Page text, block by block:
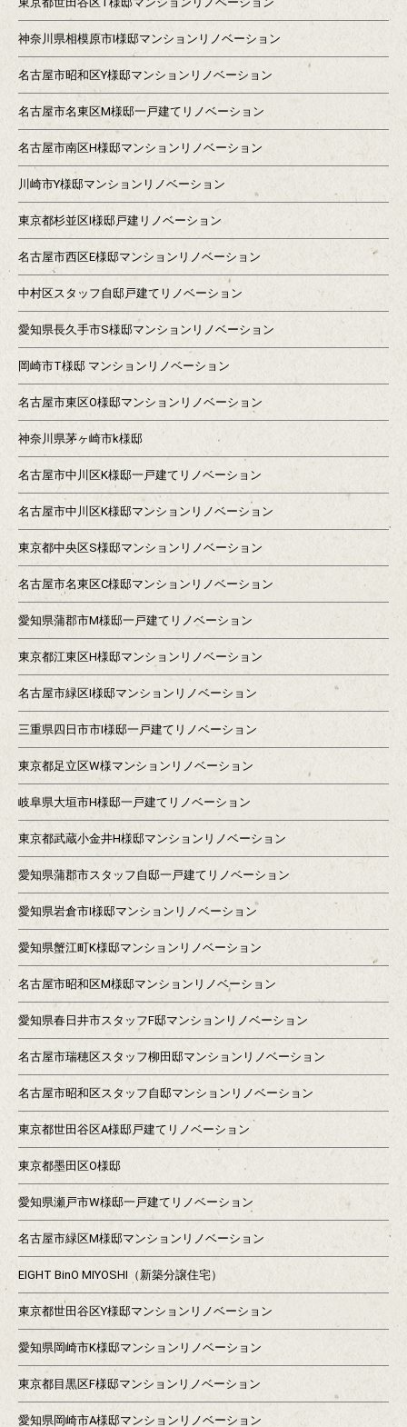
神奈川県相模原市I様邸マンションリノベーション
名古屋市昭和区Y様邸マンションリノベーション
名古屋市名東区M様邸一戸建てリノベーション
名古屋市南区H様邸マンションリノベーション
川崎市Y様邸マンションリノベーション
東京都杉並区I様邸戸建リノベーション
名古屋市西区E様邸マンションリノベーション
中村区スタッフ自邸戸建てリノベーション
愛知県長久手市S様邸マンションリノベーション
岡崎市T様邸 マンションリノベーション
名古屋市東区O様邸マンションリノベーション
神奈川県茅ヶ崎市k様邸
名古屋市中川区K様邸一戸建てリノベーション
名古屋市中川区K様邸マンションリノベーション
東京都中央区S様邸マンションリノベーション
名古屋市名東区C様邸マンションリノベーション
愛知県蒲郡市M様邸一戸建てリノベーション
東京都江東区H様邸マンションリノベーション
名古屋市緑区I様邸マンションリノベーション
三重県四日市市I様邸一戸建てリノベーション
東京都足立区W様マンションリノベーション
岐阜県大垣市H様邸一戸建てリノベーション
東京都武蔵小金井H様邸マンションリノベーション
愛知県蒲郡市スタッフ自邸一戸建てリノベーション
愛知県岩倉市I様邸マンションリノベーション
愛知県蟹江町K様邸マンションリノベーション
名古屋市昭和区M様邸マンションリノベーション
愛知県春日井市スタッフF邸マンションリノベーション
名古屋市瑞穂区スタッフ柳田邸マンションリノベーション
名古屋市昭和区スタッフ自邸マンションリノベーション
東京都世田谷区A様邸戸建てリノベーション
東京都墨田区O様邸
愛知県瀬戸市W様邸一戸建てリノベーション
名古屋市緑区M様邸マンションリノベーション
EIGHT BinO MIYOSHI（新築分譲住宅）
東京都世田谷区Y様邸マンションリノベーション
愛知県岡崎市K様邸マンションリノベーション
東京都目黒区F様邸マンションリノベーション
愛知県岡崎市A様邸マンションリノベーション